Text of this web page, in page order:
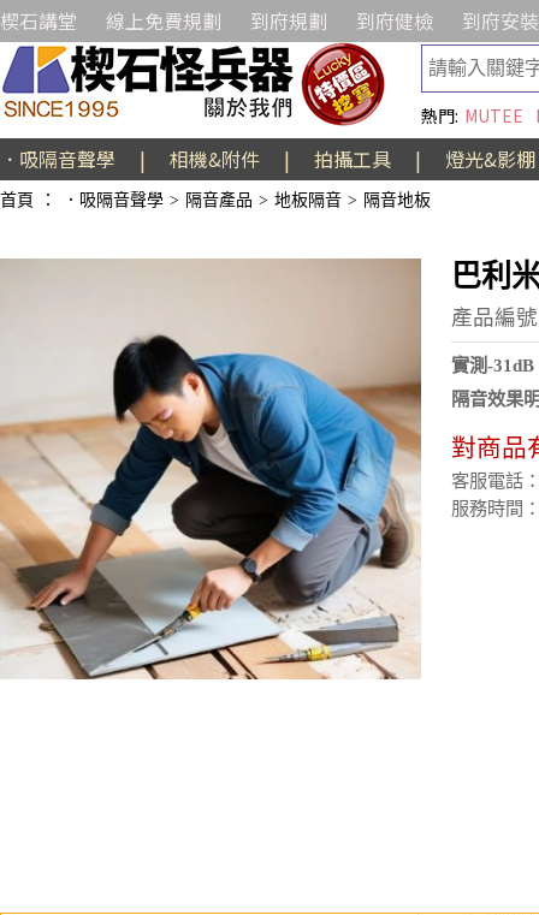
楔石講堂 線上免費規劃 到府規劃 到府健檢 到府安裝
熱門: MUTEE
．吸隔音聲學 | 相機&附件 | 拍攝工具 | 燈光&影棚
首頁 ： ．吸隔音聲學 > 隔音產品 > 地板隔音 > 隔音地板
巴利
產品編
實測-
隔音效果
對商品
客服電話
服務時間